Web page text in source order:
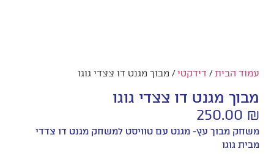
עמוד הבית/ דידקטי/ מבוך מגנט דו צצדי גוגו
מבוך מגנט דו צצדי גוגו
250.00 ₪
משחק מבוך עץ- מגנט עם טוויסט למשחק מגנט דו צדדי
מבית גוגו